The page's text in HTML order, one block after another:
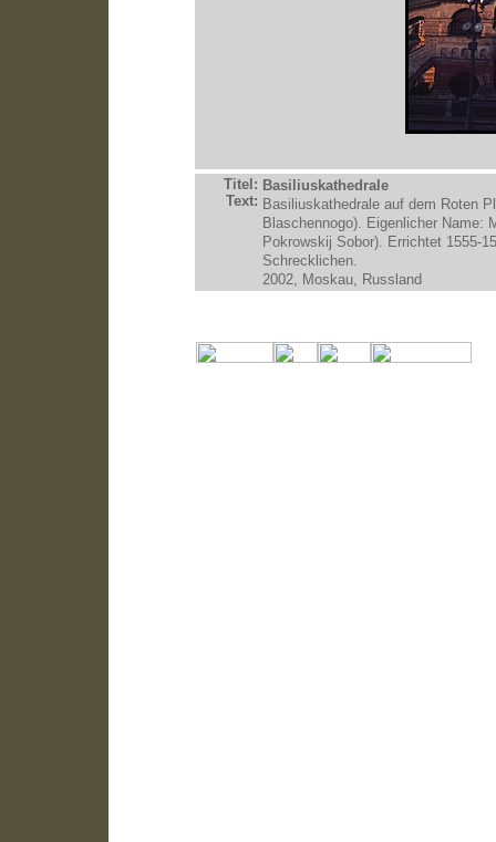
Titel:
Text:
Basiliuskathedrale
Basiliuskathedrale auf dem Roten
Blaschennogo). Eigenlicher Name:
Pokrowskij Sobor). Errichtet 1555-
Schrecklichen.
2002, Moskau, Russland